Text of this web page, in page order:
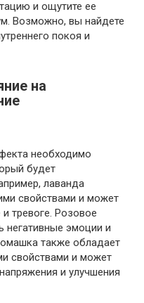
и ощутите ее
Возможно, вы найдете
покоя и
на
необходимо
будет
лаванда
свойствами и может
тревоге. Розовое
негативные эмоции и
также обладает
свойствами и может
и улучшения